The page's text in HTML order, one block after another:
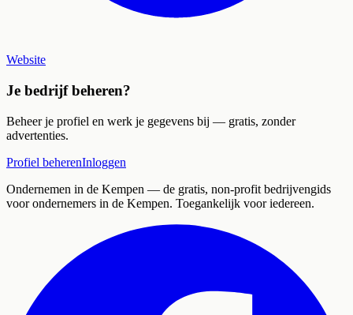
Website
Je bedrijf beheren?
Beheer je profiel en werk je gegevens bij — gratis, zonder
advertenties.
Profiel beherenInloggen
Ondernemen in de Kempen — de gratis, non-profit bedrijvengids
voor ondernemers in de Kempen. Toegankelijk voor iedereen.